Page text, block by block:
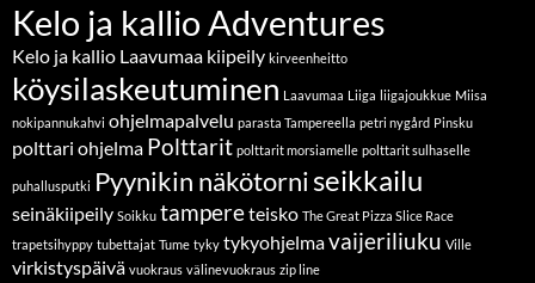
Kelo ja kallio Adventures
Kelo ja kallio Laavumaa kiipeily kirveenheitto
köysilaskeutuminen Laavumaa Liiga liigajoukkue Miisa
nokipannukahvi ohjelmapalvelu parasta Tampereella petri nygård Pinsku
polttari ohjelma Polttarit polttarit morsiamelle polttarit sulhaselle
puhallusputki Pyynikin näkötorniseikkailu
seinäkiipeily Soikku tampereteisko The Great Pizza Slice Race
trapetsihyppy tubettajat Tume tyky tykyohjelmavaijeriliuku Ville
virkistyspäivä vuokraus välinevuokraus zip line